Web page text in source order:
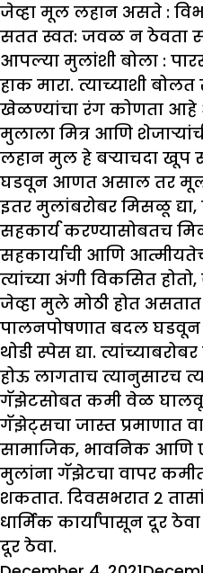
जेव्हा मूल लहान असते :
सतत स्वत: जवळ न ठेवता
आपल्या मुलांशी बोला :
हाक मारा. त्याच्याशी
खेळण्यांचा रंग कोणता आहे
मुलाला मित्र आणि
लहान मुल हे बऱ्याचदा खूप
घडवून आणत असाल तर मूल
इतर मुलांबरोबर मिसळू द्या,
सहकार्य करण्यासोबतच
सहकार्याची आणि
त्यांच्या अंगी विकसित
जेव्हा मुले मोठी होत असतात
पालनपोषणात बदल
थोडी स्पेस द्या.
होऊ लागताच त्यानुसारच
गॅझेटसोबत कमी वेळ घालवू
गॅझेट्सचा जास्त प्रमाणात
सामाजिक, भावनिक आणि
मुलांना गॅझेटचा वापर
शकतात. दिवसभरात २
धार्मिक कार्यांपासून दूर ठेवा
दूर ठेवा.